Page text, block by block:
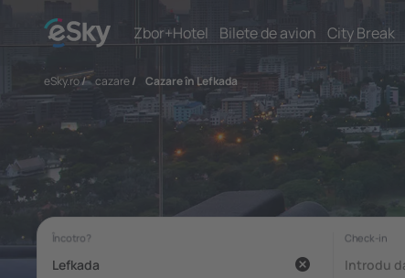
Zbor+Hotel Bilete de avion City Break
eSky.ro/ cazare/ Cazare în Lefkada